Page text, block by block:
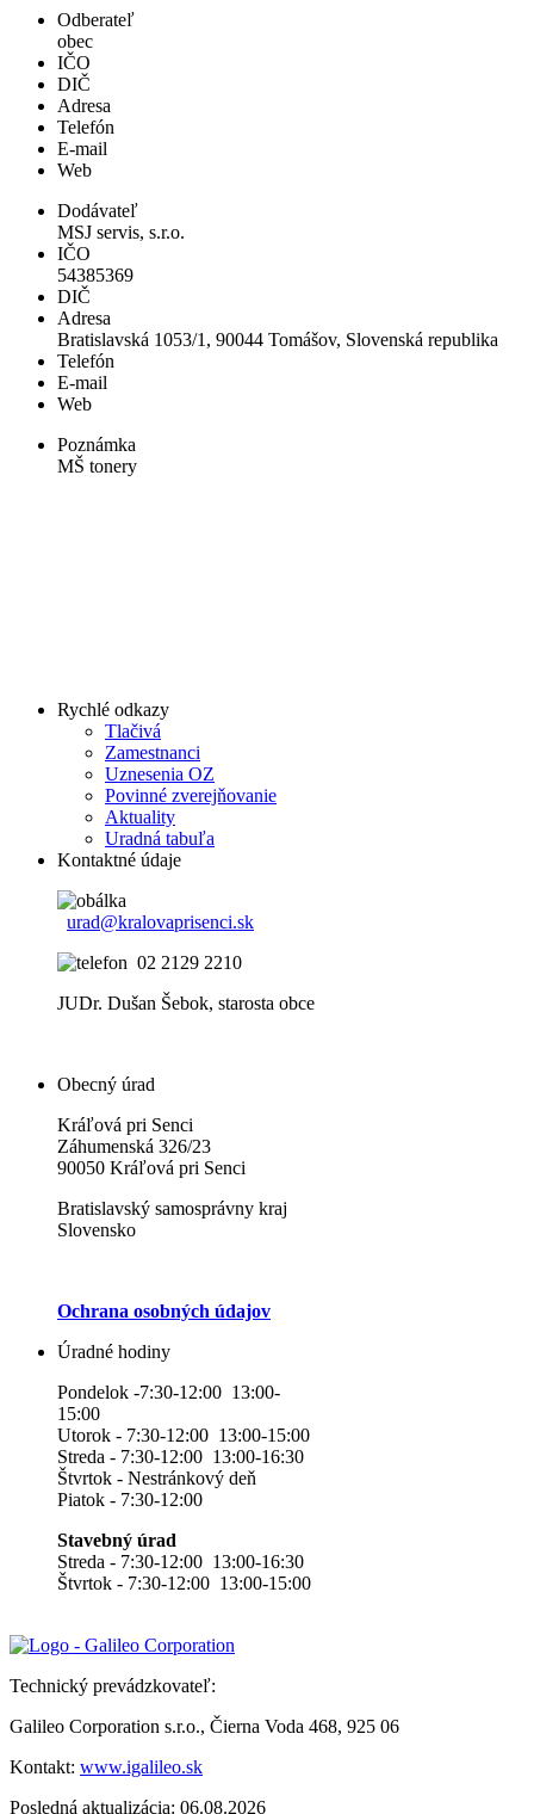
Odberateľ
obec
IČO
DIČ
Adresa
Telefón
E-mail
Web
Dodávateľ
MSJ servis, s.r.o.
IČO
54385369
DIČ
Adresa
Bratislavská 1053/1, 90044 Tomášov, Slovenská republika
Telefón
E-mail
Web
Poznámka
MŠ tonery
Rychlé odkazy
Tlačivá
Zamestnanci
Uznesenia OZ
Povinné zverejňovanie
Aktuality
Uradná tabuľa
Kontaktné údaje
urad@kralovaprisenci.sk
02 2129 2210
JUDr. Dušan Šebok, starosta obce
Obecný úrad
Kráľová pri Senci
Záhumenská 326/23
90050 Kráľová pri Senci
Bratislavský samosprávny kraj
Slovensko
Ochrana osobných údajov
Úradné hodiny
Pondelok -7:30-12:00 13:00-
15:00
Utorok - 7:30-12:00 13:00-15:00
Streda - 7:30-12:00 13:00-16:30
Štvrtok - Nestránkový deň
Piatok - 7:30-12:00
Stavebný úrad
Streda - 7:30-12:00 13:00-16:30
Štvrtok - 7:30-12:00 13:00-15:00
Technický prevádzkovateľ:
Galileo Corporation s.r.o., Čierna Voda 468, 925 06
Kontakt: www.igalileo.sk
Posledná aktualizácia: 06.08.2026